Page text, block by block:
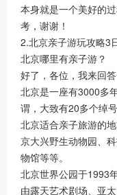
本身就是一个美好的
考，谢谢！
2.北京亲子游玩攻略3
北京哪里有亲子游？
好了，各位，我来回答
北京是一座有3000多
谓，大致有20多个绰号
北京适合亲子旅游的
京大兴野生动物园、
物馆等等。
北京世界公园于1993
由露天艺术剧场、亚